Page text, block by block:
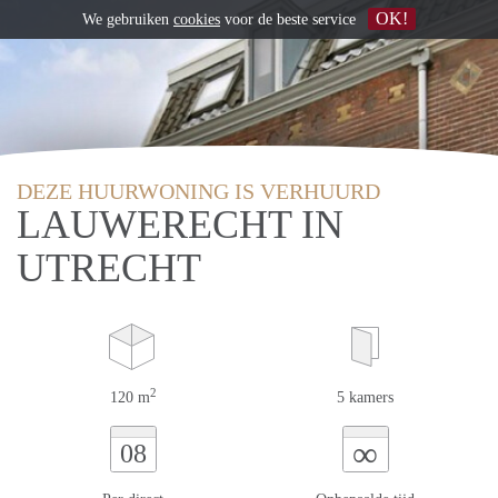
DEZE HUURWONING IS VERHUURD
LAUWERECHT IN
UTRECHT
120 m2 5 kamers
08 ∞
We gebruiken cookies voor de beste service OK!